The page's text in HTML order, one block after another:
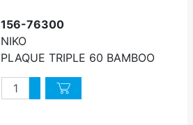
156-76300
NIKO
PLAQUE TRIPLE 60 BAMBOO
QuantitéAugmenter quantité
Diminuer quantité